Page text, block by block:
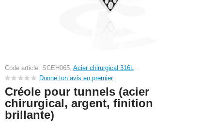
Code article: SCEH065, Acier chirurgical 316L
Donne ton avis en premier
Créole pour tunnels (acier
chirurgical, argent, finition
brillante)